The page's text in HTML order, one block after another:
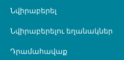
Նվիրաբերել
Նվիրաբերելու եղանակներ
Դրամահավաք